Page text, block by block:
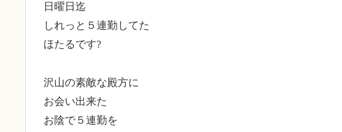
日曜日迄
しれっと５連勤してた
ほたるです?
沢山の素敵な殿方に
お会い出来た
お陰で５連勤を